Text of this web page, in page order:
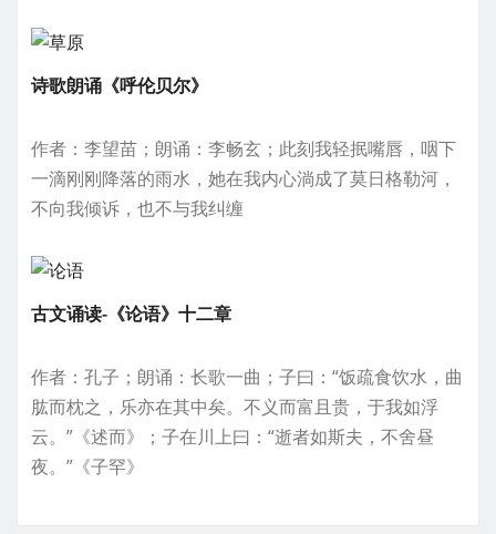
诗歌朗诵《呼伦贝尔》
作者：李望苗；朗诵：李畅玄；此刻我轻抿嘴唇，咽下
一滴刚刚降落的雨水，她在我内心淌成了莫日格勒河，
不向我倾诉，也不与我纠缠
古文诵读-《论语》十二章
作者：孔子；朗诵：长歌一曲；子曰：“饭疏食饮水，曲
肱而枕之，乐亦在其中矣。不义而富且贵，于我如浮
云。”《述而》；子在川上曰：“逝者如斯夫，不舍昼
夜。”《子罕》